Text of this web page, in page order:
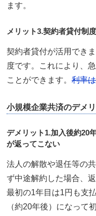
ます。
メリット3.契約者貸付制
契約者貸付が活用でき
度です。これにより、
ことができます。 利率
小規模企業共済のデメ
デメリット1.加入後約20
が返ってこない
法人の解散や退任等の
ず中途解約した場合、
最初の1年目は1円も支
（約20年後）になって